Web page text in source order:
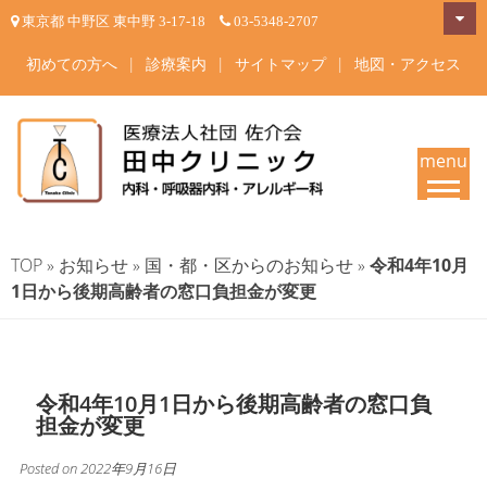
Skip
content
東京都 中野区 東中野 3-17-18 03-5348-2707
初めての方へ | 診療案内 | サイトマップ | 地図・アクセス
田中クリニック-中野区東中野
の内科・呼吸器内科・アレル
ギー科 専門医が診療
患・睡眠時無呼吸症候群・在宅酸素療法 東中野駅・落合駅徒歩4分 | 内科
専門医・呼吸器内科専門医・アレルギー専門医が治療いたします。
menu
TOP» お知らせ» 国・都・区からのお知らせ» 令和4年10月
1日から後期高齢者の窓口負担金が変更
令和4年10月1日から後期高齢者の窓口負
担金が変更
Posted on2022年9月16日